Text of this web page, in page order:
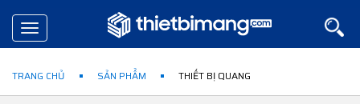
Toggle
navigation
TRANG CHỦ SẢN PHẨM THIẾT BỊ QUANG